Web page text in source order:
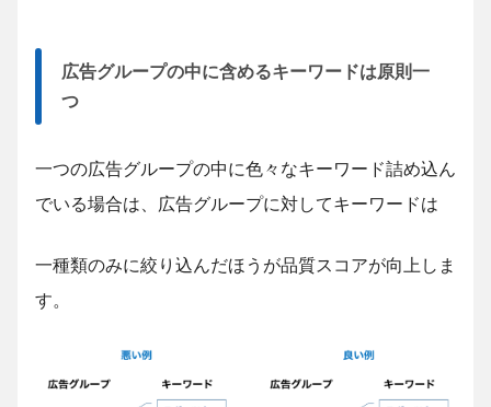
広告グループの中に含めるキーワードは原則一
つ
一つの広告グループの中に色々なキーワード詰め込ん
でいる場合は、広告グループに対してキーワードは
一種類のみに絞り込んだほうが品質スコアが向上しま
す。